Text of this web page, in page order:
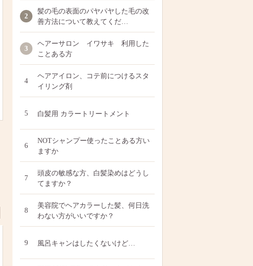
2
髪の毛の表面のパヤパヤした毛の改
善方法について教えてくだ…
3
ヘアーサロン イワサキ 利用した
ことある方
4
ヘアアイロン、コテ前につけるスタ
イリング剤
5 白髪用 カラートリートメント
6
NOTシャンプー使ったことある方い
ますか
7
頭皮の敏感な方、白髪染めはどうし
てますか？
8
美容院でヘアカラーした髪、何日洗
わない方がいいですか？
9 風呂キャンはしたくないけど…